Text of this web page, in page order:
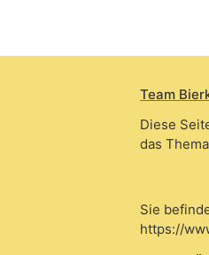
Team
Diese
das
Sie
https://